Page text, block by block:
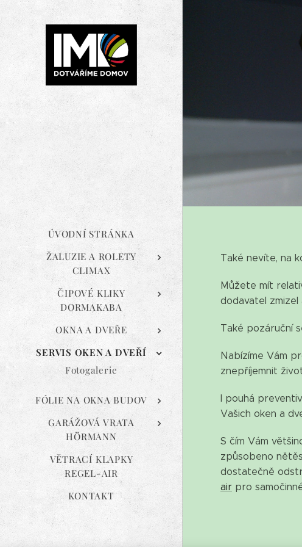
ÚVODNÍ STRÁNKA
ŽALUZIE A ROLETY
CLIMAX
ČIPOVÉ KLIKY
DORMAKABA
OKNA A DVEŘE
SERVIS OKEN A DVEŘÍ
Fotogalerie
FÓLIE NA OKNA BUDOV
GARÁŽOVÁ VRATA
HÖRMANN
VĚTRACÍ KLAPKY
REGEL-AIR
KONTAKT
Také nevíte, na
Můžete mít
dodavatel
Také pozáruční
Nabízíme Vám
znepříjemnit
I pouhá
Vašich oken a
S čím Vám
způsobeno
dostatečně
air pro